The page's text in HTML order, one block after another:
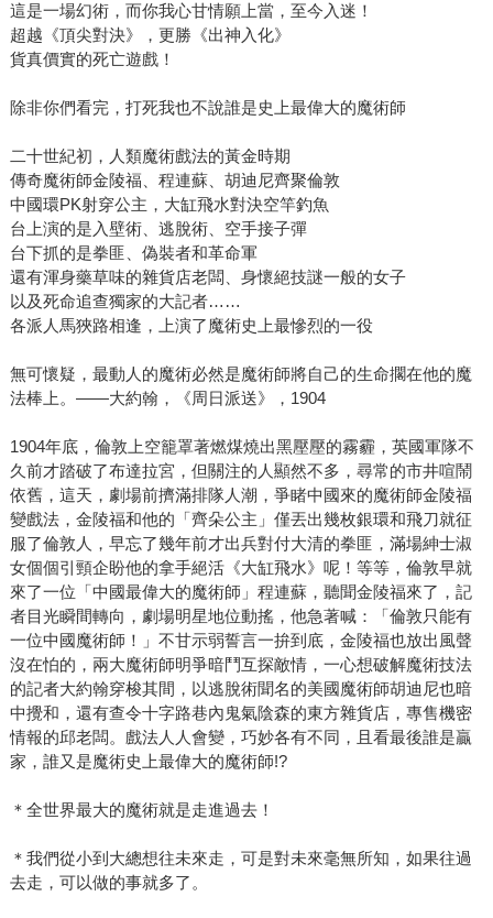
立的小說就從兩人的劍拔弩張開始，無論是大缸飛水、空手
接子彈，或者傑克順著藤蔓往上爬，摸下生金蛋的大白鵝，
他一支筆就讓傳奇全都活了回來，戰爭搭戲法，魔術加輕
功，從倫敦後巷飄出的紅燒魚醬油味，拉牽到清末金陵城的
時期，許多魔術師為了成名不惜賭上性命，意外時有所聞，
推陳出新的戲法也沒停過。電影《頂尖對決》中曾出現一名
著頂戴穿清裝在台上變出大缸的中國老人，戲中說他是
Chung Ling Soo，但更接近金陵福的形象，只不過在好萊塢
電影裡，他終究是跑龍套性質的客串演出，兩位主角（多年
後才意會到，其實是金剛狼PK蝙蝠俠）似乎也沒看穿金陵福
的祕密，張國立決定甩甩筆桿將他釣回大舞台，重新為觀眾
魔術史上的奇人，柯林佛斯演過他，《魔幻月光》裡假扮中
國魔術師的角色即取材自程連蘇，一身華麗龍袍與誇炫的舞
還記得收到書稿後，為了封面設計的取材，張國立老師建議
我們參考看看他們真實的樣子，當程連蘇的相貌跳出來時，
咦？「我看到了什麼？」轉頭連續問了幾個同事，每個人的
表情都像看到了傑克，他真的是「中國」魔術師嗎？或許扮
相很稱頭，但那張臉竟然能從美國唬到英國，讓觀眾都信他
是「中國最偉大的魔術師」，還把見多識廣的報社記者騙得
團團轉，如今看來真是不可思議！ 一百多年前，所謂的世界
其實很模糊，看不清楚彼此（不是用想像的，就是用打的，
要不就是想像之後再開戰），電燈才剛被發明出來，大城市
的配電網都尚未普及，訊息的傳遞靠打電報，人們在緩慢中
迎接歷史劇烈的變動，那是一個看到銀幕上的火車衝過來，
觀眾都會嚇得抱頭奔逃的年代，八國聯軍幾年前才攻入北
出生，不久前義和團的拳民還相信戲法能夠擋子彈，蒜頭和
象。幻術是虛的，人生是實的，電影是假的，國家是真的。
虛實真假之間，張國立放出長線，魚上鉤了，是要放進缸裡
這是一場幻術，而你我心甘情願上當，至今入迷！
超越《頂尖對決》，更勝《出神入化》
貨真價實的死亡遊戲！
除非你們看完，打死我也不說誰是史上最偉大的魔術師
二十世紀初，人類魔術戲法的黃金時期
傳奇魔術師金陵福、程連蘇、胡迪尼齊聚倫敦
中國環PK射穿公主，大缸飛水對決空竿釣魚
台上演的是入壁術、逃脫術、空手接子彈
台下抓的是拳匪、偽裝者和革命軍
還有渾身藥草味的雜貨店老闆、身懷絕技謎一般的女子
以及死命追查獨家的大記者……
各派人馬狹路相逢，上演了魔術史上最慘烈的一役
無可懷疑，最動人的魔術必然是魔術師將自己的生命擱在他的魔
法棒上。——大約翰，《周日派送》，1904
1904年底，倫敦上空籠罩著燃煤燒出黑壓壓的霧霾，英國軍隊不
久前才踏破了布達拉宮，但關注的人顯然不多，尋常的市井喧鬧
依舊，這天，劇場前擠滿排隊人潮，爭睹中國來的魔術師金陵福
變戲法，金陵福和他的「齊朵公主」僅丟出幾枚銀環和飛刀就征
服了倫敦人，早忘了幾年前才出兵對付大清的拳匪，滿場紳士淑
女個個引頸企盼他的拿手絕活《大缸飛水》呢！等等，倫敦早就
來了一位「中國最偉大的魔術師」程連蘇，聽聞金陵福來了，記
者目光瞬間轉向，劇場明星地位動搖，他急著喊：「倫敦只能有
一位中國魔術師！」不甘示弱誓言一拚到底，金陵福也放出風聲
沒在怕的，兩大魔術師明爭暗鬥互探敵情，一心想破解魔術技法
的記者大約翰穿梭其間，以逃脫術聞名的美國魔術師胡迪尼也暗
中攪和，還有查令十字路巷內鬼氣陰森的東方雜貨店，專售機密
情報的邱老闆。戲法人人會變，巧妙各有不同，且看最後誰是贏
家，誰又是魔術史上最偉大的魔術師!?
＊全世界最大的魔術就是走進過去！
＊我們從小到大總想往未來走，可是對未來毫無所知，如果往過
去走，可以做的事就多了。